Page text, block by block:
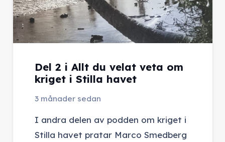
Del 2 i Allt du velat veta om
kriget i Stilla havet
3 månader sedan
I andra delen av podden om kriget i
Stilla havet pratar Marco Smedberg